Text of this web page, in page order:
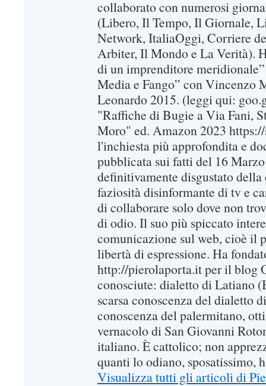
collaborato con numerosi
(Libero, Il Tempo, Il Giornale,
Network, ItaliaOggi, Corriere
Arbiter, Il Mondo e La Verità).
di un imprenditore
Media e Fango” con Vincenzo
Leonardo 2015. (leggi qui:
"Raffiche di Bugie a Via Fani,
Moro" ed. Amazon 2023
l'inchiesta più approfondita e
pubblicata sui fatti del 16
definitivamente disgustato
faziosità disinformante di tv e
di collaborare solo dove non
di odio. Il suo più spiccato
comunicazione sul web, cioè il
libertà di espressione. Ha
http://pierolaporta.it per il blog
conosciute: dialetto di Latiano
scarsa conoscenza del dialetto
conoscenza del palermitano,
vernacolo di San Giovanni
italiano. È cattolico; non
quanti lo odiano, sposatissimo,
Visualizza tutti gli articoli di